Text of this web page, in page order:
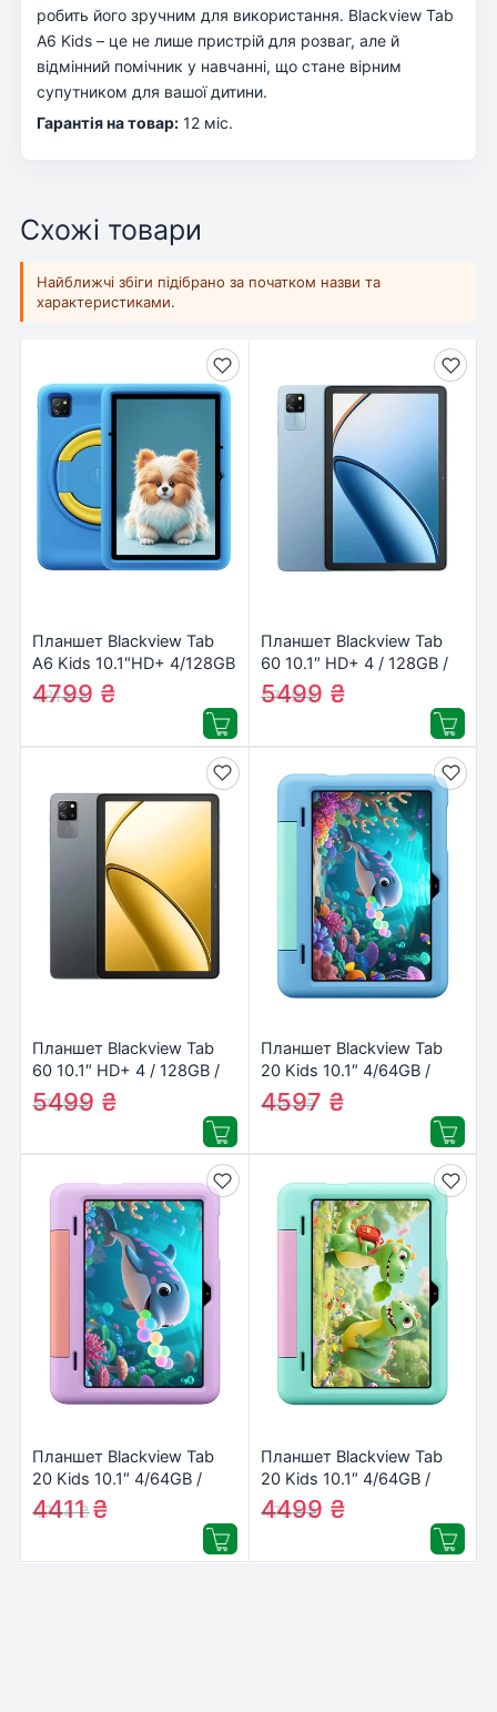
робить його зручним для використання. Blackview Tab
A6 Kids – це не лише пристрій для розваг, але й
відмінний помічник у навчанні, що стане вірним
супутником для вашої дитини.
Гарантія на товар: 12 міс.
Схожі товари
Найближчі збіги підібрано за початком назви та
характеристиками.
Планшет Blackview Tab
A6 Kids 10.1″HD+ 4/128GB
/ WiFi Blue
(6931548319139)
4814₴
4799 ₴
Планшет Blackview Tab
60 10.1″ HD+ 4 / 128GB /
WIFI Blue
(6931548318217)
5789₴
5499 ₴
Планшет Blackview Tab
60 10.1″ HD+ 4 / 128GB /
WIFI Gray
(6931548318200)
5789₴
5499 ₴
Планшет Blackview Tab
20 Kids 10.1″ 4/64GB /
WiFi / Bubble Blue
(6931548324737)
4891₴
4597 ₴
Планшет Blackview Tab
20 Kids 10.1″ 4/64GB /
WiFi / Unicom Purple
(6931548324720)
4744₴
4411₴
Планшет Blackview Tab
20 Kids 10.1″ 4/64GB /
WiFi / Fairy Green
(6931548324744)
4787₴
4499 ₴